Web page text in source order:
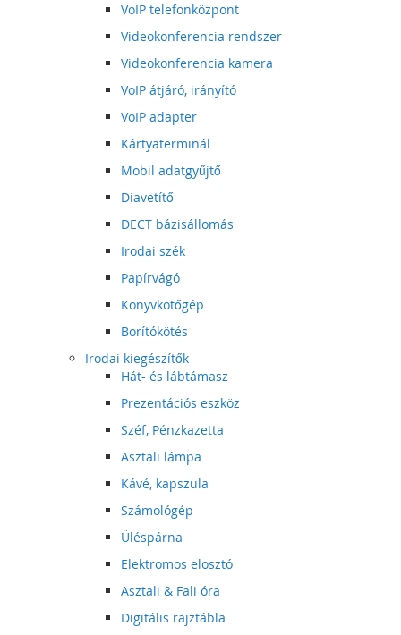
VoIP telefonközpont
Videokonferencia rendszer
Videokonferencia kamera
VoIP átjáró, irányító
VoIP adapter
Kártyaterminál
Mobil adatgyűjtő
Diavetítő
DECT bázisállomás
Irodai szék
Papírvágó
Könyvkötőgép
Borítókötés
Irodai kiegészítők
Hát- és lábtámasz
Prezentációs eszköz
Széf, Pénzkazetta
Asztali lámpa
Kávé, kapszula
Számológép
Üléspárna
Elektromos elosztó
Asztali & Fali óra
Digitális rajztábla